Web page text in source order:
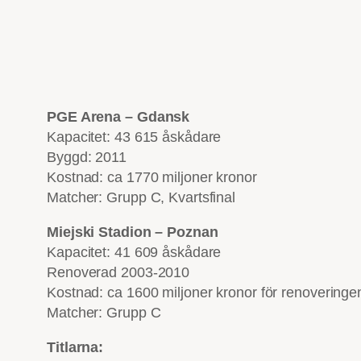
PGE Arena – Gdansk
Kapacitet: 43 615 åskådare
Byggd: 2011
Kostnad: ca 1770 miljoner kronor
Matcher: Grupp C, Kvartsfinal
Miejski Stadion – Poznan
Kapacitet: 41 609 åskådare
Renoverad 2003-2010
Kostnad: ca 1600 miljoner kronor för
Matcher: Grupp C
Titlarna: